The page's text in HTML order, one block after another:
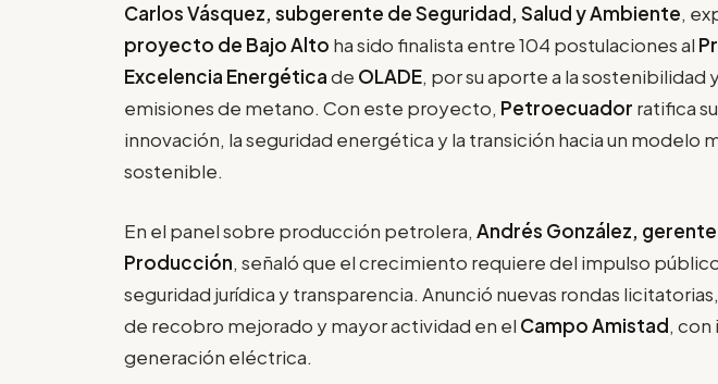
Carlos Vásquez, subgerente de Seguridad, Salud y Ambiente,
proyecto de Bajo Alto ha sido finalista entre 104 postulaciones al
Excelencia Energéticade OLADE, por su aporte a la sostenibilidad
emisiones de metano. Con este proyecto, Petroecuador ratifica
innovación, la seguridad energética y la transición hacia un modelo
sostenible.
En el panel sobre producción petrolera, Andrés González,
Producción, señaló que el crecimiento requiere del impulso
seguridad jurídica y transparencia. Anunció nuevas rondas
de recobro mejorado y mayor actividad en el Campo Amistad, con
generación eléctrica.